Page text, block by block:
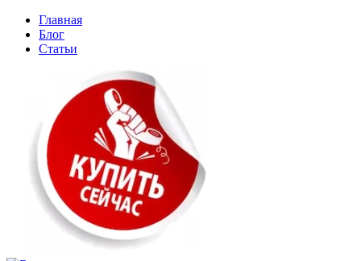
Главная
Блог
Статьи